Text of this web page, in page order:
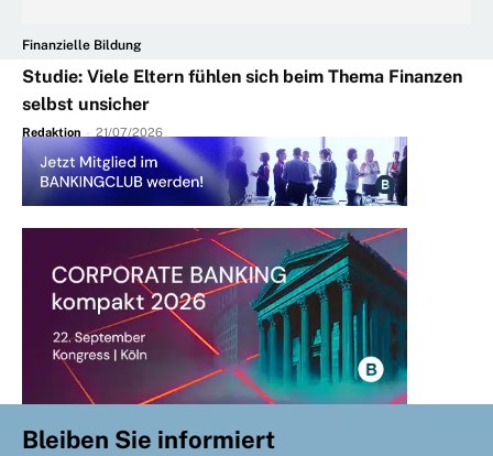
Finanzielle Bildung
Studie: Viele Eltern fühlen sich beim Thema Finanzen
selbst unsicher
Redaktion - 21/07/2026
Bleiben Sie informiert